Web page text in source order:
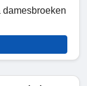
damesbroeken